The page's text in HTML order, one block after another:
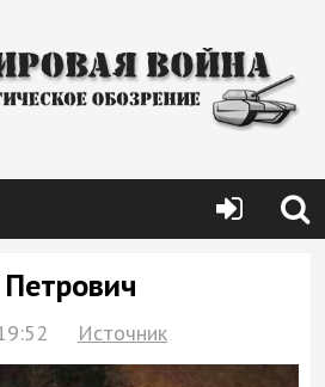
Источник